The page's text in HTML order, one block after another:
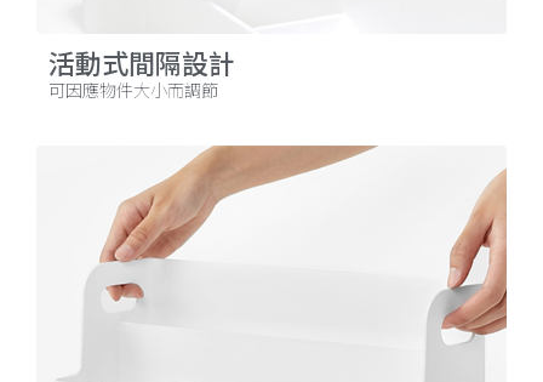
活動式間隔設計
可因應物件大小而調節